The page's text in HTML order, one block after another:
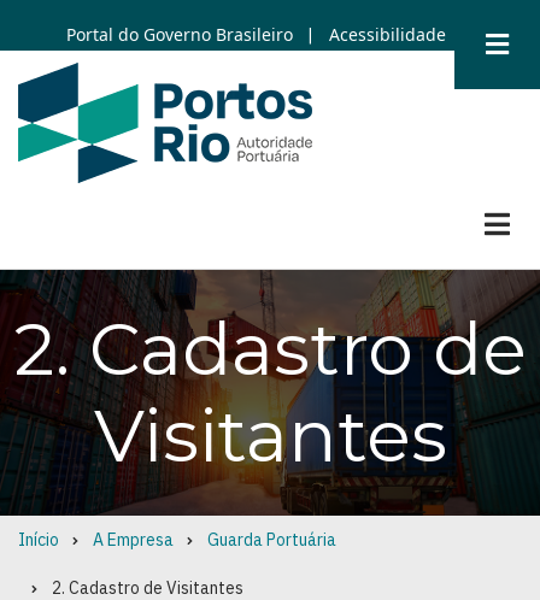
to
main
content
Portal do Governo Brasileiro | Acessibilidade
2. Cadastro de
Visitantes
Breadcrumb
Início A Empresa Guarda Portuária
2. Cadastro de Visitantes